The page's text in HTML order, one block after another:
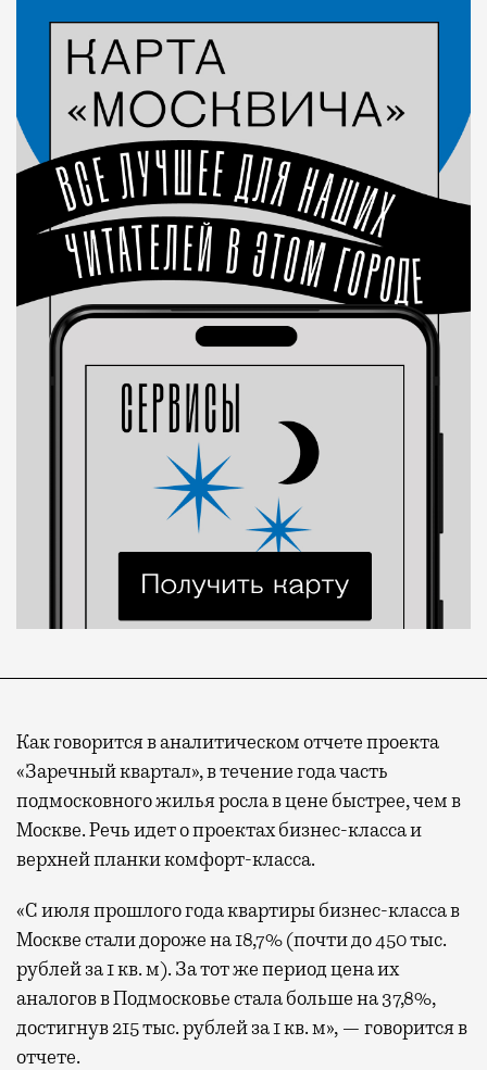
Как говорится в аналитическом отчете проекта
«Заречный квартал», в течение года часть
подмосковного жилья росла в цене быстрее, чем в
Москве. Речь идет о проектах бизнес-класса и
верхней планки комфорт-класса.
«С июля прошлого года квартиры бизнес-класса в
Москве стали дороже на 18,7% (почти до 450 тыс.
рублей за 1 кв. м). За тот же период цена их
аналогов в Подмосковье стала больше на 37,8%,
достигнув 215 тыс. рублей за 1 кв. м», — говорится в
отчете.